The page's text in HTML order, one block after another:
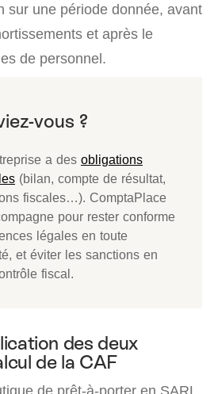
sur une période donnée, avant
et après le
de personnel.
a des obligations
(bilan, compte de résultat,
fiscales…). ComptaPlace
pour rester conforme
légales en toute
et éviter les sanctions en
fiscal.
des deux
de la CAF
de prêt-à-porter en SARL.